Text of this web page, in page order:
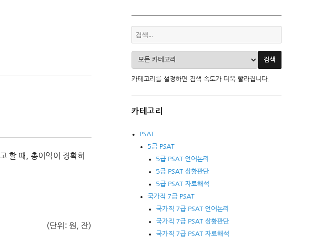
할 때, 총이익이 정확히
(단위: 원, 잔)
카테고리를 설정하면 검색 속도가 더욱 빨라집니다.
카테고리
PSAT
5급 PSAT
5급 PSAT 언어논리
5급 PSAT 상황판단
5급 PSAT 자료해석
국가직 7급 PSAT
국가직 7급 PSAT 언어논리
국가직 7급 PSAT 상황판단
국가직 7급 PSAT 자료해석